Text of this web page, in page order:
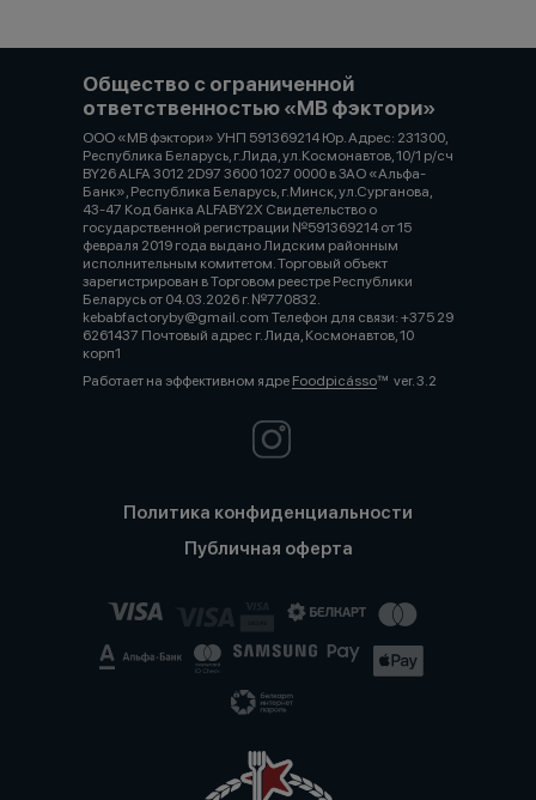
Общество с ограниченной
ответственностью «МВ фэктори»
ООО «МВ фэктори» УНП 591369214 Юр. Адрес: 231300,
Республика Беларусь, г.Лида, ул.Космонавтов, 10/1 р/сч
BY26 ALFA 3012 2D97 3600 1027 0000 в ЗАО «Альфа-
Банк», Республика Беларусь, г.Минск, ул.Сурганова,
43-47 Код банка ALFABY2X Свидетельство о
государственной регистрации №591369214 от 15
февраля 2019 года выдано Лидским районным
исполнительным комитетом. Торговый объект
зарегистрирован в Торговом реестре Республики
Беларусь от 04.03.2026 г. №770832.
kebabfactoryby@gmail.com Телефон для связи: +375 29
6261437 Почтовый адрес г. Лида, Космонавтов, 10
корп1
Работает на эффективном ядре Foodpicássover. 3.2
Политика конфиденциальности
Публичная оферта